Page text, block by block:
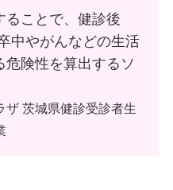
ることで、健診後
中やがんなどの生活
危険性を算出するソ
茨城県健診受診者生